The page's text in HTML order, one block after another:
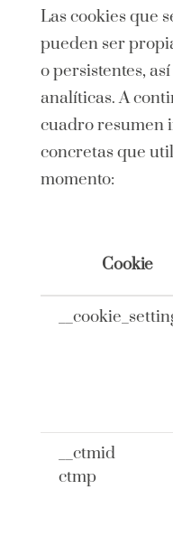
Las cookies que
pueden ser
o persistentes,
analíticas. A
cuadro resumen
concretas que
momento:
Cookie
__ctmid
ctmp